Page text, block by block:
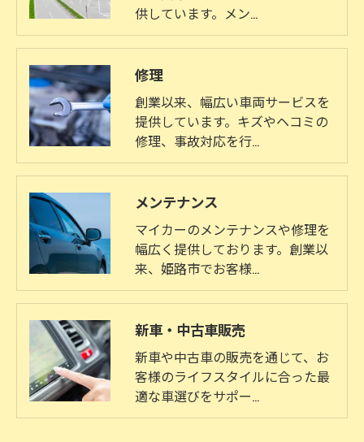
供しています。メン…
修理
創業以来、幅広い車両サービスを
提供しています。キズやヘコミの
修理、事故対応を行…
メンテナンス
マイカーのメンテナンスや修理を
幅広く提供しております。創業以
来、姫路市でお客様…
新車・中古車販売
新車や中古車の販売を通じて、お
客様のライフスタイルに合った最
適な車選びをサポー…